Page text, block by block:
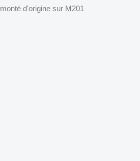
d'origine sur M201